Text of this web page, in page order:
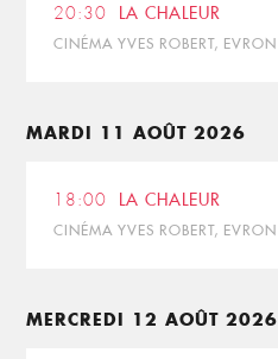
20:30 LA CHALEUR
CINÉMA YVES ROBERT, EVRON
MARDI 11 AOÛT 2026
18:00 LA CHALEUR
CINÉMA YVES ROBERT, EVRON
MERCREDI 12 AOÛT 2026